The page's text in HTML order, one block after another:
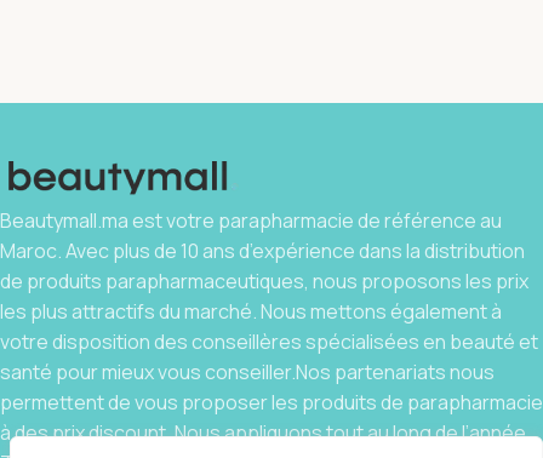
Beautymall.ma est votre parapharmacie de référence au
Maroc. Avec plus de 10 ans d’expérience dans la distribution
de produits parapharmaceutiques, nous proposons les prix
les plus attractifs du marché. Nous mettons également à
votre disposition des conseillères spécialisées en beauté et
santé pour mieux vous conseiller.Nos partenariats nous
permettent de vous proposer les produits de parapharmacie
à des prix discount. Nous appliquons tout au long de l’année